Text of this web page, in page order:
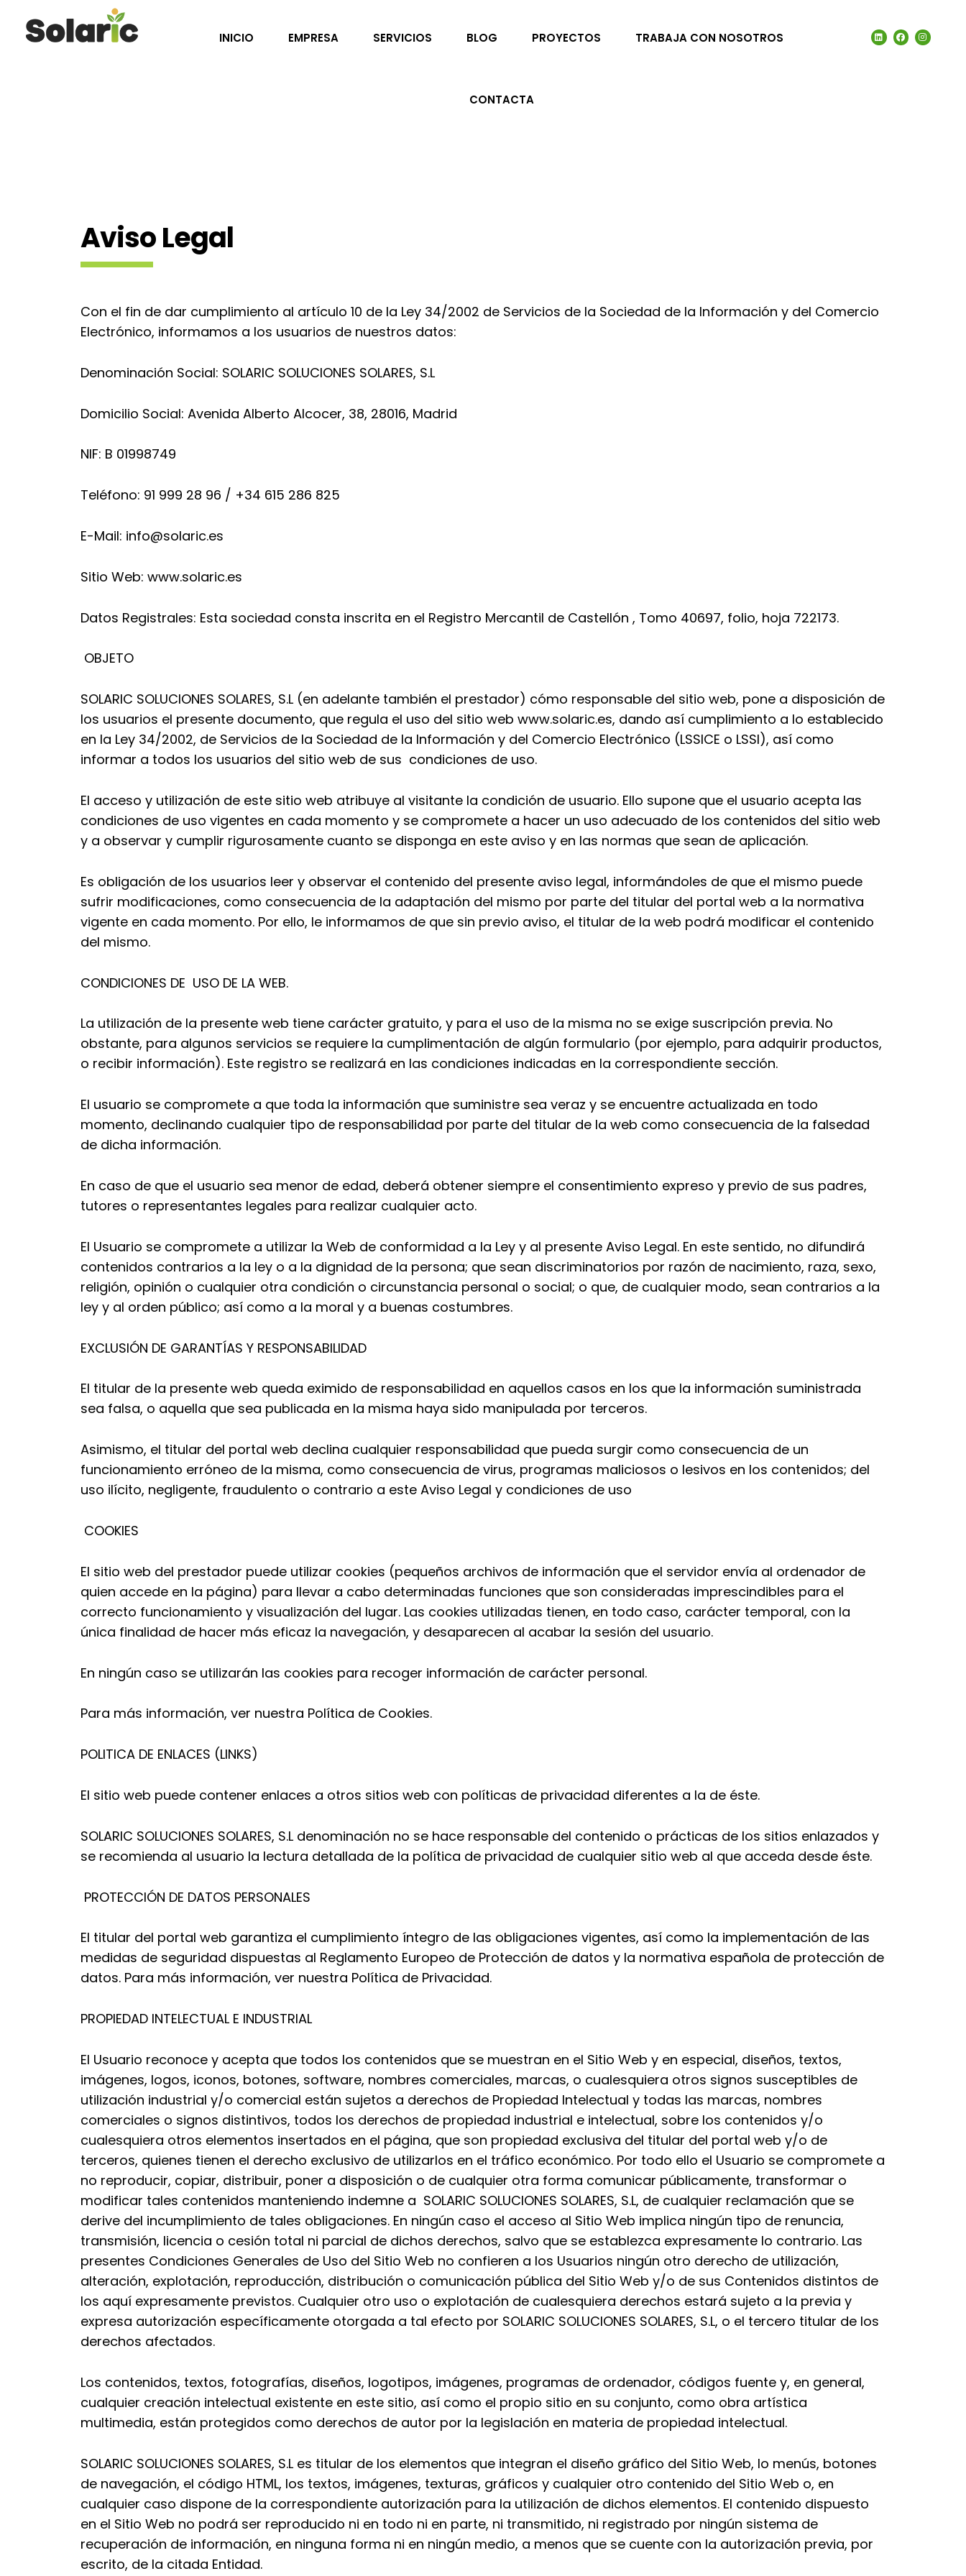
INICIO EMPRESA SERVICIOS BLOG PROYECTOS TRABAJA CON NOSOTROS
CONTACTA
Aviso Legal
Con el fin de dar cumplimiento al artículo 10 de la Ley 34/2002 de Servicios de la Sociedad de la Información y del Comercio
Electrónico, informamos a los usuarios de nuestros datos:
Denominación Social: SOLARIC SOLUCIONES SOLARES, S.L
Domicilio Social: Avenida Alberto Alcocer, 38, 28016, Madrid
NIF: B 01998749
Teléfono: 91 999 28 96 / +34 615 286 825
E-Mail: info@solaric.es
Sitio Web: www.solaric.es
Datos Registrales: Esta sociedad consta inscrita en el Registro Mercantil de Castellón , Tomo 40697, folio, hoja 722173.
OBJETO
SOLARIC SOLUCIONES SOLARES, S.L (en adelante también el prestador) cómo responsable del sitio web, pone a disposición de
los usuarios el presente documento, que regula el uso del sitio web www.solaric.es, dando así cumplimiento a lo establecido
en la Ley 34/2002, de Servicios de la Sociedad de la Información y del Comercio Electrónico (LSSICE o LSSI), así como
informar a todos los usuarios del sitio web de sus condiciones de uso.
El acceso y utilización de este sitio web atribuye al visitante la condición de usuario. Ello supone que el usuario acepta las
condiciones de uso vigentes en cada momento y se compromete a hacer un uso adecuado de los contenidos del sitio web
y a observar y cumplir rigurosamente cuanto se disponga en este aviso y en las normas que sean de aplicación.
Es obligación de los usuarios leer y observar el contenido del presente aviso legal, informándoles de que el mismo puede
sufrir modificaciones, como consecuencia de la adaptación del mismo por parte del titular del portal web a la normativa
vigente en cada momento. Por ello, le informamos de que sin previo aviso, el titular de la web podrá modificar el contenido
del mismo.
CONDICIONES DE USO DE LA WEB.
La utilización de la presente web tiene carácter gratuito, y para el uso de la misma no se exige suscripción previa. No
obstante, para algunos servicios se requiere la cumplimentación de algún formulario (por ejemplo, para adquirir productos,
o recibir información). Este registro se realizará en las condiciones indicadas en la correspondiente sección.
El usuario se compromete a que toda la información que suministre sea veraz y se encuentre actualizada en todo
momento, declinando cualquier tipo de responsabilidad por parte del titular de la web como consecuencia de la falsedad
de dicha información.
En caso de que el usuario sea menor de edad, deberá obtener siempre el consentimiento expreso y previo de sus padres,
tutores o representantes legales para realizar cualquier acto.
El Usuario se compromete a utilizar la Web de conformidad a la Ley y al presente Aviso Legal. En este sentido, no difundirá
contenidos contrarios a la ley o a la dignidad de la persona; que sean discriminatorios por razón de nacimiento, raza, sexo,
religión, opinión o cualquier otra condición o circunstancia personal o social; o que, de cualquier modo, sean contrarios a la
ley y al orden público; así como a la moral y a buenas costumbres.
EXCLUSIÓN DE GARANTÍAS Y RESPONSABILIDAD
El titular de la presente web queda eximido de responsabilidad en aquellos casos en los que la información suministrada
sea falsa, o aquella que sea publicada en la misma haya sido manipulada por terceros.
Asimismo, el titular del portal web declina cualquier responsabilidad que pueda surgir como consecuencia de un
funcionamiento erróneo de la misma, como consecuencia de virus, programas maliciosos o lesivos en los contenidos; del
uso ilícito, negligente, fraudulento o contrario a este Aviso Legal y condiciones de uso
COOKIES
El sitio web del prestador puede utilizar cookies (pequeños archivos de información que el servidor envía al ordenador de
quien accede en la página) para llevar a cabo determinadas funciones que son consideradas imprescindibles para el
correcto funcionamiento y visualización del lugar. Las cookies utilizadas tienen, en todo caso, carácter temporal, con la
única finalidad de hacer más eficaz la navegación, y desaparecen al acabar la sesión del usuario.
En ningún caso se utilizarán las cookies para recoger información de carácter personal.
Para más información, ver nuestra Política de Cookies.
POLITICA DE ENLACES (LINKS)
El sitio web puede contener enlaces a otros sitios web con políticas de privacidad diferentes a la de éste.
SOLARIC SOLUCIONES SOLARES, S.L denominación no se hace responsable del contenido o prácticas de los sitios enlazados y
se recomienda al usuario la lectura detallada de la política de privacidad de cualquier sitio web al que acceda desde éste.
PROTECCIÓN DE DATOS PERSONALES
El titular del portal web garantiza el cumplimiento íntegro de las obligaciones vigentes, así como la implementación de las
medidas de seguridad dispuestas al Reglamento Europeo de Protección de datos y la normativa española de protección de
datos. Para más información, ver nuestra Política de Privacidad.
PROPIEDAD INTELECTUAL E INDUSTRIAL
El Usuario reconoce y acepta que todos los contenidos que se muestran en el Sitio Web y en especial, diseños, textos,
imágenes, logos, iconos, botones, software, nombres comerciales, marcas, o cualesquiera otros signos susceptibles de
utilización industrial y/o comercial están sujetos a derechos de Propiedad Intelectual y todas las marcas, nombres
comerciales o signos distintivos, todos los derechos de propiedad industrial e intelectual, sobre los contenidos y/o
cualesquiera otros elementos insertados en el página, que son propiedad exclusiva del titular del portal web y/o de
terceros, quienes tienen el derecho exclusivo de utilizarlos en el tráfico económico. Por todo ello el Usuario se compromete a
no reproducir, copiar, distribuir, poner a disposición o de cualquier otra forma comunicar públicamente, transformar o
modificar tales contenidos manteniendo indemne a SOLARIC SOLUCIONES SOLARES, S.L, de cualquier reclamación que se
derive del incumplimiento de tales obligaciones. En ningún caso el acceso al Sitio Web implica ningún tipo de renuncia,
transmisión, licencia o cesión total ni parcial de dichos derechos, salvo que se establezca expresamente lo contrario. Las
presentes Condiciones Generales de Uso del Sitio Web no confieren a los Usuarios ningún otro derecho de utilización,
alteración, explotación, reproducción, distribución o comunicación pública del Sitio Web y/o de sus Contenidos distintos de
los aquí expresamente previstos. Cualquier otro uso o explotación de cualesquiera derechos estará sujeto a la previa y
expresa autorización específicamente otorgada a tal efecto por SOLARIC SOLUCIONES SOLARES, S.L, o el tercero titular de los
derechos afectados.
Los contenidos, textos, fotografías, diseños, logotipos, imágenes, programas de ordenador, códigos fuente y, en general,
cualquier creación intelectual existente en este sitio, así como el propio sitio en su conjunto, como obra artística
multimedia, están protegidos como derechos de autor por la legislación en materia de propiedad intelectual.
SOLARIC SOLUCIONES SOLARES, S.L es titular de los elementos que integran el diseño gráfico del Sitio Web, lo menús, botones
de navegación, el código HTML, los textos, imágenes, texturas, gráficos y cualquier otro contenido del Sitio Web o, en
cualquier caso dispone de la correspondiente autorización para la utilización de dichos elementos. El contenido dispuesto
en el Sitio Web no podrá ser reproducido ni en todo ni en parte, ni transmitido, ni registrado por ningún sistema de
recuperación de información, en ninguna forma ni en ningún medio, a menos que se cuente con la autorización previa, por
escrito, de la citada Entidad.